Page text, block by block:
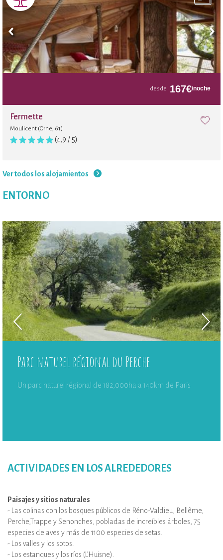
desde 167€/noche
Fermette
Moulicent (Orne, 61)
(4,9 / 5)
Ver todos los alojamientos
ENTORNO
Parc naturel régional du Perche
Un parc naturel régional de 182,000ha a 140km de Paris
ACTIVIDADES EN LOS ALREDEDORES
Paisajes y sitios naturales
- Las colinas con los bosques públicos de Réno-Valdieu, Bellême,
Perche,Trappe y Senonches, pobladas de increíbles árboles, 75
especies de aves y más de 1100 especies de setas.
- Los valles y los sotos.
- Los estanques y los ríos (L’Huisne).